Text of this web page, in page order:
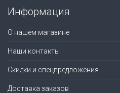
Информация
О нашем магазине
Наши контакты
Скидки и спецпредложения
Доставка заказов